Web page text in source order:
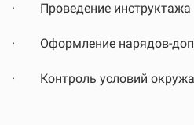
· Проведение
· Оформление нарядов-
· Контроль условий